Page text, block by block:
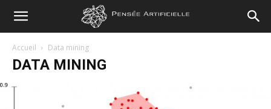
Pensée
Artificielle
Accueil Data mining
DATA MINING